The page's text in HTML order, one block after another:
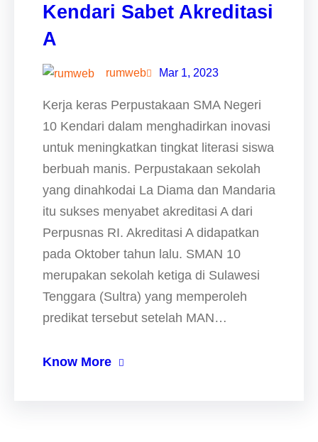
Kendari Sabet Akreditasi
A
rumweb Mar 1, 2023
Kerja keras Perpustakaan SMA Negeri
10 Kendari dalam menghadirkan inovasi
untuk meningkatkan tingkat literasi siswa
berbuah manis. Perpustakaan sekolah
yang dinahkodai La Diama dan Mandaria
itu sukses menyabet akreditasi A dari
Perpusnas RI. Akreditasi A didapatkan
pada Oktober tahun lalu. SMAN 10
merupakan sekolah ketiga di Sulawesi
Tenggara (Sultra) yang memperoleh
predikat tersebut setelah MAN…
Know More